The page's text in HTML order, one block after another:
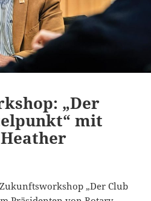
„Der
mit
„Der Club